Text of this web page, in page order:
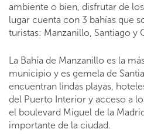
ambiente o bien, disfrutar de
lugar cuenta con 3 bahías que
turistas: Manzanillo, Santiago y
La Bahía de Manzanillo es la
municipio y es gemela de
encuentran lindas playas,
del Puerto Interior y acceso a
el boulevard Miguel de la
importante de la ciudad.